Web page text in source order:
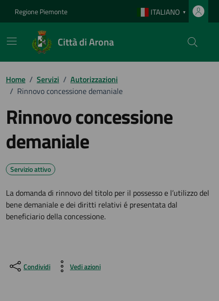
Regione Piemonte ITALIANO ▼
Città di Arona
Home / Servizi / Autorizzazioni
/ Rinnovo concessione demaniale
Rinnovo concessione
demaniale
Servizio attivo
La domanda di rinnovo del titolo per il possesso e l’utilizzo del
bene demaniale e dei diritti relativi é presentata dal
beneficiario della concessione.
Condividi Vedi azioni